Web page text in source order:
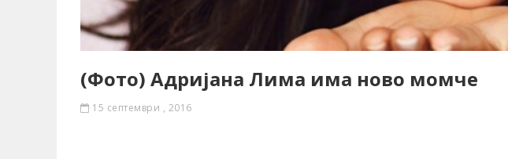
(Фото) Адријана Лима има ново момче
15 септември , 2016